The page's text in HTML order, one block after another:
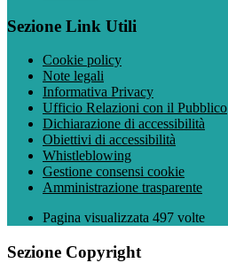
Sezione Link Utili
Cookie policy
Note legali
Informativa Privacy
Ufficio Relazioni con il Pubblico
Dichiarazione di accessibilità
Obiettivi di accessibilità
Whistleblowing
Gestione consensi cookie
Amministrazione trasparente
Pagina visualizzata 497 volte
Sezione Copyright